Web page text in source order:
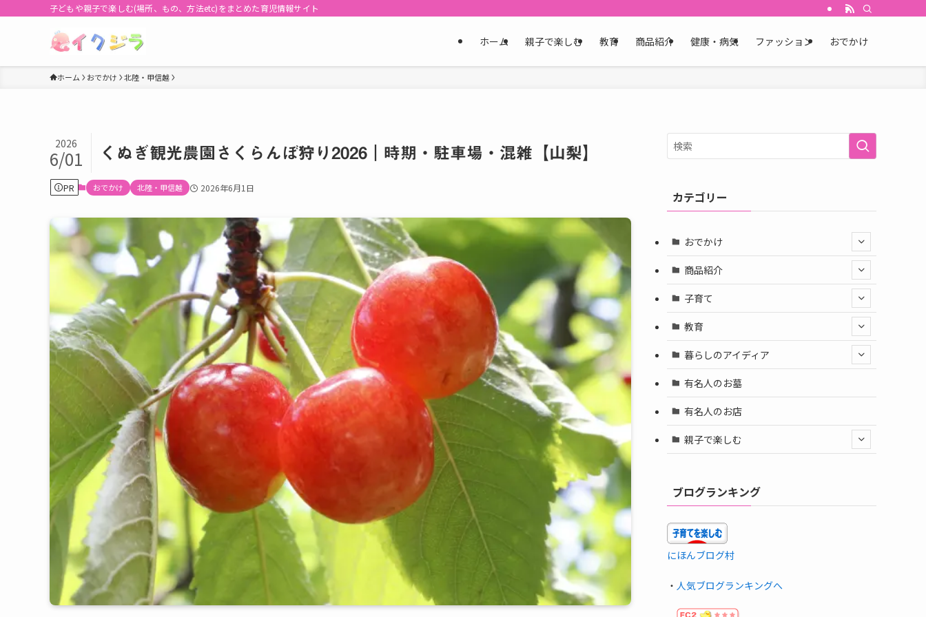
子どもや親子で楽しむ(場所、もの、方法etc)をまとめた育児情報サイト
ホーム 親子で楽しむ 教育 商品紹介 健康・病気 ファッション おでかけ
ホーム おでかけ 北陸・甲信越
くぬぎ観光農園さくらんぼ狩り2026｜時期・駐車場・混雑【山梨】
2026
6/01
PR おでかけ 北陸・甲信越 2026年6月1日
カテゴリー
おでかけ
商品紹介
子育て
教育
暮らしのアイディア
有名人のお墓
有名人のお店
親子で楽しむ
ブログランキング
にほんブログ村
・ 人気ブログランキングへ